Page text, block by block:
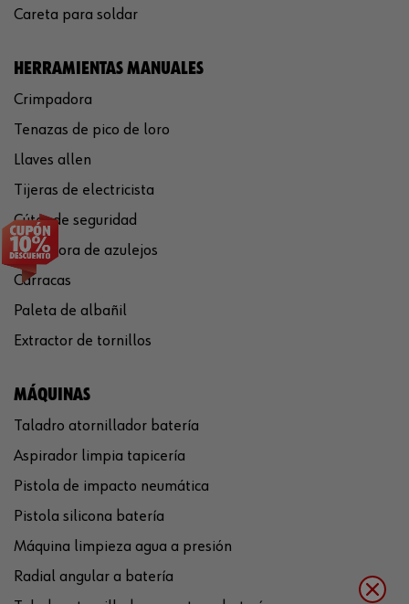
Careta para soldar
HERRAMIENTAS MANUALES
Crimpadora
Tenazas de pico de loro
Llaves allen
Tijeras de electricista
Cúter de seguridad
Cortadora de azulejos
Carracas
Paleta de albañil
Extractor de tornillos
MÁQUINAS
Taladro atornillador batería
Aspirador limpia tapicería
Pistola de impacto neumática
Pistola silicona batería
Máquina limpieza agua a presión
Radial angular a batería